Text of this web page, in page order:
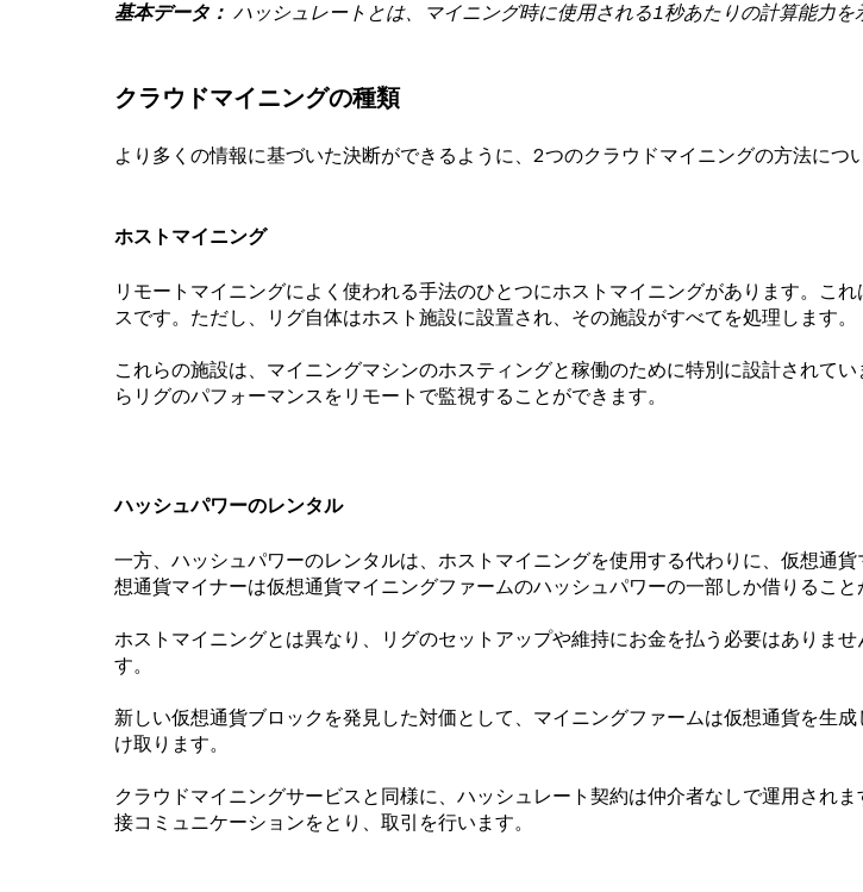
基本データ： ハッシュレートとは、マイニング時に使用される1秒あたりの計算能力
クラウドマイニングの種類
より多くの情報に基づいた決断ができるように、2つのクラウドマイニングの方法につ
ホストマイニング
リモートマイニングによく使われる手法のひとつにホストマイニングがあります。こ
スです。ただし、リグ自体はホスト施設に設置され、その施設がすべてを処理します。
これらの施設は、マイニングマシンのホスティングと稼働のために特別に設計されて
らリグのパフォーマンスをリモートで監視することができます。
ハッシュパワーのレンタル
一方、ハッシュパワーのレンタルは、ホストマイニングを使用する代わりに、仮想通
想通貨マイナーは仮想通貨マイニングファームのハッシュパワーの一部しか借りること
ホストマイニングとは異なり、リグのセットアップや維持にお金を払う必要はありま
す。
新しい仮想通貨ブロックを発見した対価として、マイニングファームは仮想通貨を生
け取ります。
クラウドマイニングサービスと同様に、ハッシュレート契約は仲介者なしで運用され
接コミュニケーションをとり、取引を行います。